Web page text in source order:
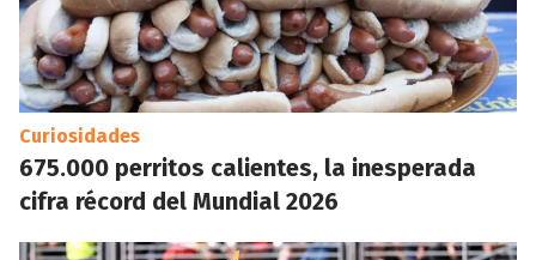
Curiosidades
675.000 perritos calientes, la inesperada
cifra récord del Mundial 2026